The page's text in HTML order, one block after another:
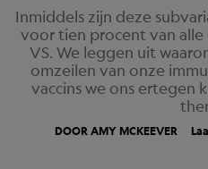
Inmiddels zijn deze
voor tien procent van alle
VS. We leggen uit
omzeilen van onze
vaccins we ons ertegen
DOOR AMY MCKEEVER